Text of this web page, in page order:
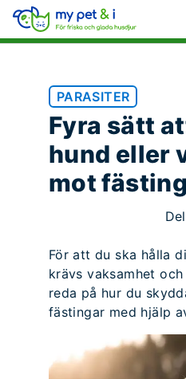
PARASITER
Fyra sätt
hund eller
mot
För att du ska hålla
krävs vaksamhet
reda på hur du
fästingar med hjälp